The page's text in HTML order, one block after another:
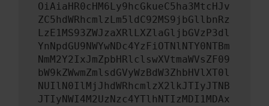
OiAiaHR0cHM6Ly9hcGkueC5ha3MtcHJv
ZC5hdWRhcmlzLm5ldC92MS9jbGllbnRz
LzE1MS93ZWJzaXRlLXZlaGljbGVzP3dl
YnNpdGU9NWYwNDc4YzFiOTNlNTY0NTBm
NmM2Y2IxJmZpbHRlclswXVtmaWVsZF09
bW9kZWwmZmlsdGVyWzBdW3ZhbHVlXT0l
NUIlN0IlMjJhdWRhcmlzX2lkJTIyJTNB
JTIyNWI4M2UzNzc4YTlhNTIzMDI1MDAx